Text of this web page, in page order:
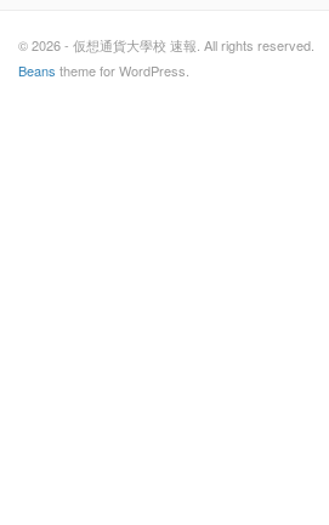
© 2026 - 仮想通貨大學校 速報. All rights reserved.
Beans theme for WordPress.